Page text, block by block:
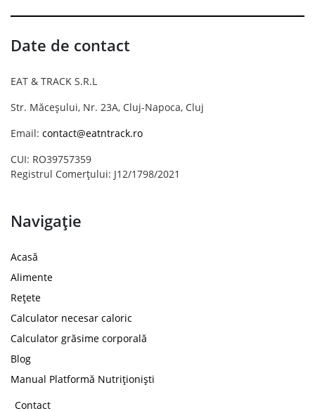
Date de contact
EAT & TRACK S.R.L
Str. Măceșului, Nr. 23A, Cluj-Napoca, Cluj
Email: contact@eatntrack.ro
CUI: RO39757359
Registrul Comerțului: J12/1798/2021
Navigație
Acasă
Alimente
Rețete
Calculator necesar caloric
Calculator grăsime corporală
Blog
Manual Platformă Nutriționiști
Contact